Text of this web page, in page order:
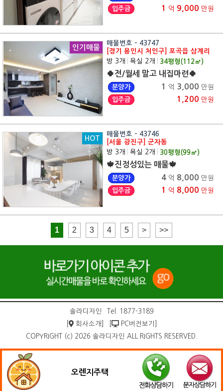
입주금
1 억 9,000 만원
인기매물
매물번호 - 43747
[경기 용인시 처인구] 포곡읍 삼계리
방 3개
욕실 2개 34평형(112 ㎡)
🍀전/월세 말고 내집마련🍀
분양가 1 억 3,000 만원
입주금
1,200 만원
HOT
매물번호 - 43746
[서울 광진구] 군자동
방 3개
욕실 2개 30평형(99㎡)
🍁진정성있는 매물🍁
분양가 4 억 8,000 만원
입주금
1 억 8,000 만원
1 2 3 4 5 > >>
솔라디자인
Tel. 1877-3189
회사소개]
PC버전보기]
COPYRIGHT (c) 2026 솔라디자인 ALL RIGHTS RESERVED.
오렌지주택